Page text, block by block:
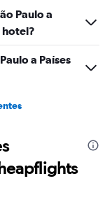
Paulo a
hotel?
a Países